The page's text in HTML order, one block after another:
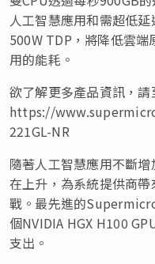
人工智慧應用和需超低
500W TDP，將降低雲
用的能耗。
欲了解更多產品資訊，請
https://
221GL-NR
隨著人工智慧應用不斷
在上升，為系統提供商
戰。最先進的
個NVIDIA HGX H100
支出。